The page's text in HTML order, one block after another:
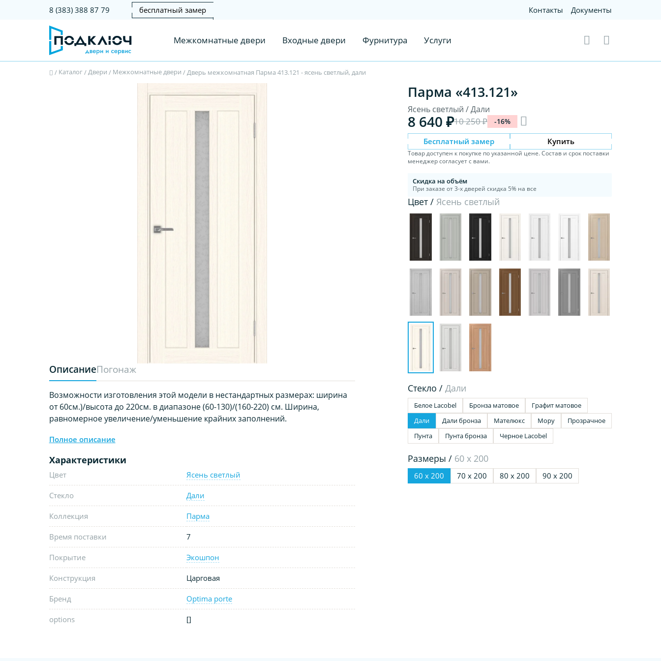
8 (383) 388 87 79 бесплатный замер Контакты Документы
Межкомнатные двери Входные двери Фурнитура Услуги
/ Каталог/Двери / Межкомнатные двери /Дверь межкомнатная Парма 413.121 - ясень светлый, дали
ОписаниеПогонаж
Возможности изготовления этой модели в нестандартных размерах: ширина
от 60см.)/высота до 220см. в диапазоне (60-130)/(160-220) см. Ширина,
равномерное увеличение/уменьшение крайних заполнений.
Полное описание
Характеристики
Цвет Ясень светлый
Стекло Дали
Коллекция Парма
Время поставки 7
Покрытие Экошпон
Конструкция Царговая
Бренд Optima porte
options []
Парма «413.121»
Ясень светлый / Дали
8 640 ₽10 250 ₽ -16%
Бесплатный замер Купить
Товар доступен к покупке по указанной цене. Состав и срок поставки
менеджер согласует с вами.
Скидка на объём
При заказе от 3-х дверей скидка 5% на все
Цвет / Ясень светлый
Стекло /Дали
Белое Lacobel Бронза матовое
Графит матовое
Дали
Дали бронза Мателюкс Мору
Прозрачное
Пунта
Пунта бронза Черное Lacobel
Размеры / 60 х 200
60 х 200 70 х 200 80 х 200 90 х 200